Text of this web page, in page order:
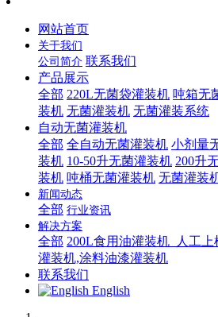
网站首页
关于我们
公司简介 联系我们
产品展示
全部 220L无菌袋灌装机 吨箱无
装机 无菌灌装机 无菌灌装系统
自动无菌灌装机
全部 全自动无菌灌装机 小剂量
装机 10-50升无菌灌装机 200升
装机 吨桶无菌灌装机 无菌灌装
新闻动态
全部 行业资讯
解决方案
全部 200L食用油灌装机_人工上
灌装机,涂料油漆灌装机
联系我们
English